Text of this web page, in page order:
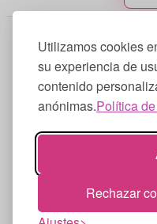
Utilizamos cookies
su experiencia de
contenido
anónimas.Política
Rechazar
© 2025
Inglés|Español
Términos
iBloodTests
consulta